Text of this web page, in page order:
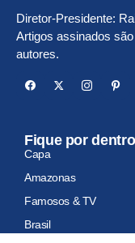
Diretor-Presidente:
Artigos assinados
autores.
Fique por dentro
Capa
Amazonas
Famosos & TV
Brasil